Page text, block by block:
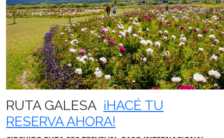
RUTA GALESA ¡HACÉ TU
RESERVA AHORA!